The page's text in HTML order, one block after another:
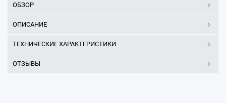
ОБЗОР
ОПИСАНИЕ
ТЕХНИЧЕСКИЕ ХАРАКТЕРИСТИКИ
ОТЗЫВЫ